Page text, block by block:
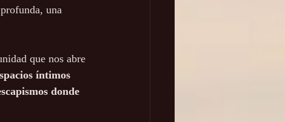
una
que nos abre
íntimos
donde